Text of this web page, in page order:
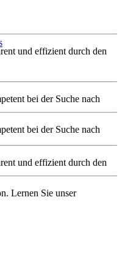
und effizient durch den
bei der Suche nach
und effizient durch den
bei der Suche nach
Lernen Sie unser